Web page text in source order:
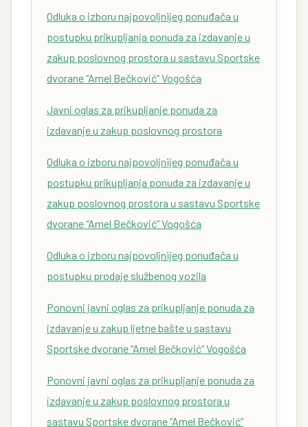
Odluka o izboru najpovoljnijeg ponuđača u
postupku prikupljanja ponuda za izdavanje u
zakup poslovnog prostora u sastavu Sportske
dvorane “Amel Bečković” Vogošća
Javni oglas za prikupljanje ponuda za
izdavanje u zakup poslovnog prostora
Odluka o izboru najpovoljnijeg ponuđača u
postupku prikupljanja ponuda za izdavanje u
zakup poslovnog prostora u sastavu Sportske
dvorane “Amel Bečković” Vogošća
Odluka o izboru najpovoljnijeg ponuđača u
postupku prodaje službenog vozila
Ponovni javni oglas za prikupljanje ponuda za
izdavanje u zakup ljetne bašte u sastavu
Sportske dvorane “Amel Bečković” Vogošća
Ponovni javni oglas za prikupljanje ponuda za
izdavanje u zakup poslovnog prostora u
sastavu Sportske dvorane “Amel Bečković”